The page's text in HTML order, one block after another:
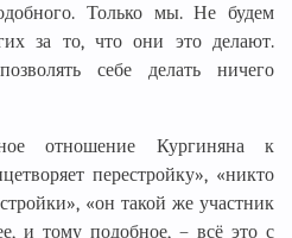
Только мы. Не будем
за то, что они это делают.
себе делать ничего
отношение Кургиняна к
перестройку», «никто
«он такой же участник
и тому подобное, – всё это с